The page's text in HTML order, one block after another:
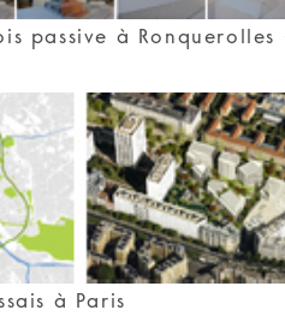
passive à
à Paris